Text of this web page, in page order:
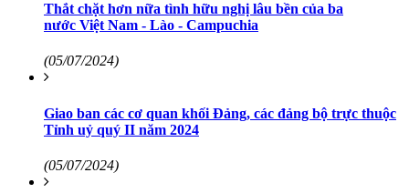
Thắt chặt hơn nữa tình hữu nghị lâu bền của ba
nước Việt Nam - Lào - Campuchia
(05/07/2024)
Giao ban các cơ quan khối Đảng, các đảng bộ trực thuộc
Tỉnh uỷ quý II năm 2024
(05/07/2024)